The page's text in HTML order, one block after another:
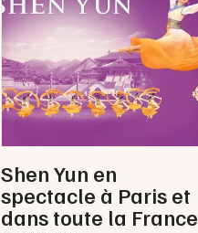
Shen Yun en
spectacle à Paris et
dans toute la France